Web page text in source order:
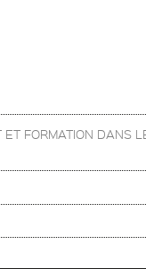
ET FORMATION DANS